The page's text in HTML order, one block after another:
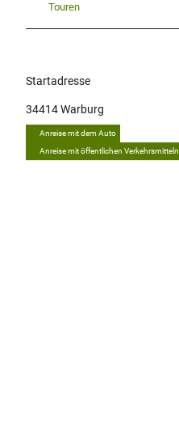
Touren
Startadresse
34414Warburg
Anreise mit dem Auto
Anreise mit öffentlichen Verkehrsmitteln